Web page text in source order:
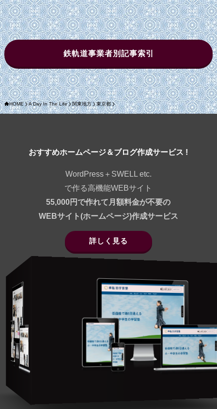
鉄軌道事業者別記事索引
HOME A Day In The Life 関東地方 東京都
おすすめホームページ＆ブログ作成サービス !
WordPress＋SWELL etc.
で作る高機能WEBサイト
55,000円で作れて月額料金が不要の
WEBサイト(ホームページ)作成サービス
詳しく見る